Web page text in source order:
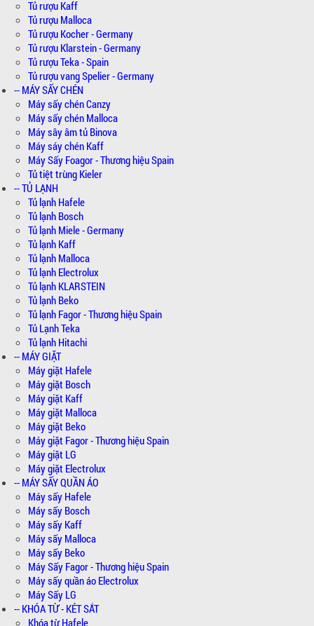
Tủ rượu Kaff
Tủ rượu Malloca
Tủ rượu Kocher - Germany
Tủ rượu Klarstein - Germany
Tủ rượu Teka - Spain
Tủ rượu vang Spelier - Germany
-- MÁY SẤY CHÉN
Máy sấy chén Canzy
Máy sấy chén Malloca
Máy sây âm tủ Binova
Máy sáy chén Kaff
Máy Sấy Foagor - Thương hiệu Spain
Tủ tiệt trùng Kieler
-- TỦ LẠNH
Tủ lạnh Hafele
Tủ lạnh Bosch
Tủ lạnh Miele - Germany
Tủ lạnh Kaff
Tủ lạnh Malloca
Tủ lạnh Electrolux
Tủ lạnh KLARSTEIN
Tủ lạnh Beko
Tủ lạnh Fagor - Thương hiệu Spain
Tủ Lạnh Teka
Tủ lạnh Hitachi
-- MÁY GIẶT
Máy giặt Hafele
Máy giặt Bosch
Máy giặt Kaff
Máy giặt Malloca
Máy giặt Beko
Máy giặt Fagor - Thương hiệu Spain
Máy giặt LG
Máy giặt Electrolux
-- MÁY SẤY QUẦN ÁO
Máy sấy Hafele
Máy sấy Bosch
Máy sấy Kaff
Máy sấy Malloca
Máy sấy Beko
Máy Sấy Fagor - Thương hiệu Spain
Máy sấy quần áo Electrolux
Máy Sấy LG
-- KHÓA TỪ - KÉT SẮT
Khóa từ Hafele